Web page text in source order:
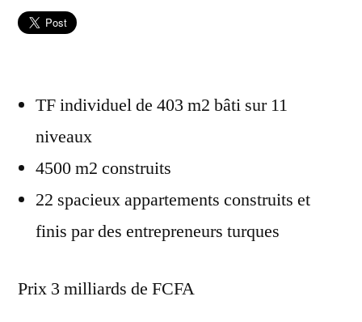
TF individuel de 403 m2 bâti sur 11
niveaux
4500 m2 construits
22 spacieux appartements construits et
finis par des entrepreneurs turques
Prix 3 milliards de FCFA